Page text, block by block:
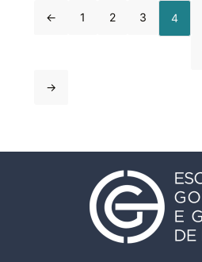
← 1 2 3 4
→